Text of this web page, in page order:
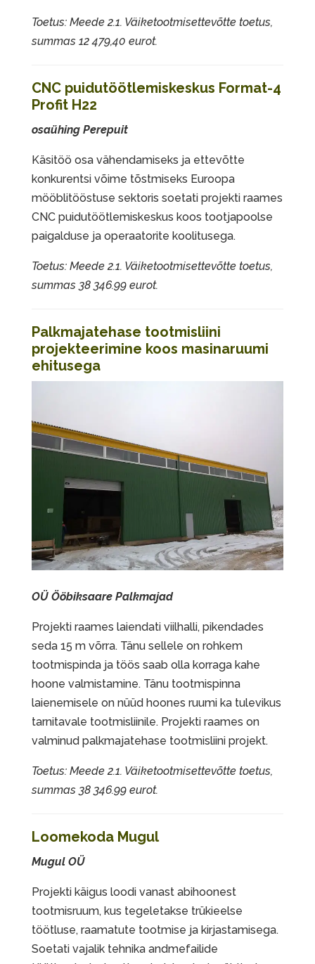
Toetus: Meede 2.1. Väiketootmisettevõtte toetus,
summas 12 479,40 eurot.
CNC puidutöötlemiskeskus Format-4
Profit H22
osaühing Perepuit
Käsitöö osa vähendamiseks ja ettevõtte
konkurentsi võime tõstmiseks Euroopa
mööblitööstuse sektoris soetati projekti raames
CNC puidutöötlemiskeskus koos tootjapoolse
paigalduse ja operaatorite koolitusega.
Toetus: Meede 2.1. Väiketootmisettevõtte toetus,
summas 38 346.99 eurot.
Palkmajatehase tootmisliini
projekteerimine koos masinaruumi
ehitusega
OÜ Ööbiksaare Palkmajad
Projekti raames laiendati viilhalli, pikendades
seda 15 m võrra. Tänu sellele on rohkem
tootmispinda ja töös saab olla korraga kahe
hoone valmistamine. Tänu tootmispinna
laienemisele on nüüd hoones ruumi ka tulevikus
tarnitavale tootmisliinile. Projekti raames on
valminud palkmajatehase tootmisliini projekt.
Toetus: Meede 2.1. Väiketootmisettevõtte toetus,
summas 38 346.99 eurot.
Loomekoda Mugul
Mugul OÜ
Projekti käigus loodi vanast abihoonest
tootmisruum, kus tegeletakse trükieelse
töötluse, raamatute tootmise ja kirjastamisega.
Soetati vajalik tehnika andmefailide